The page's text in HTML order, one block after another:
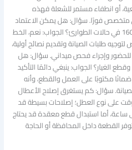
أو انطفاء مستمر للشعلة فهذه
فورًا. سؤال: هل يمكن الاعتماد
على رقم صيانة جليم جاز 16062 في حالات الطوارئ؟ الجواب: نعم، الخط
16062 مخصص لتوجيه طلبات الصيانة وتقديم نصائح أولية،
للحضور وإجراء فحص ميداني. سؤال: هل
الغيار؟ الجواب: ينبغي دائمًا التأكيد
مكتوبًا على العمل والقطع، وأنه
سؤال: كم يستغرق إصلاح الأعطال
على نوع العطل؛ إصلاحات بسيطة قد
أما استبدال قطع معقدة قد يحتاج
القطعة داخل المحافظة أو الحاجة